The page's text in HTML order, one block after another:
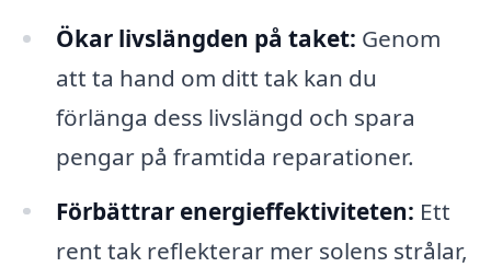
Ökar livslängden på taket: Genom
att ta hand om ditt tak kan du
förlänga dess livslängd och spara
pengar på framtida reparationer.
Förbättrar energieffektiviteten: Ett
rent tak reflekterar mer solens strålar,